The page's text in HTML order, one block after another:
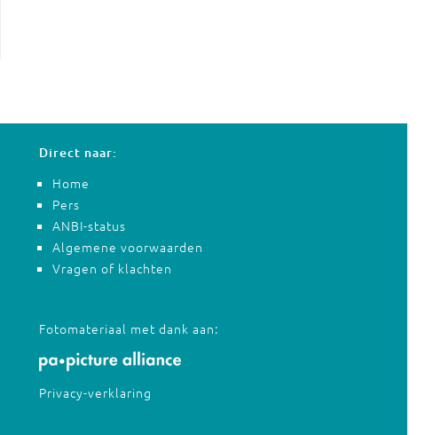
Direct naar:
Home
Pers
ANBI-status
Algemene voorwaarden
Vragen of klachten
Fotomateriaal met dank aan:
Privacy-verklaring